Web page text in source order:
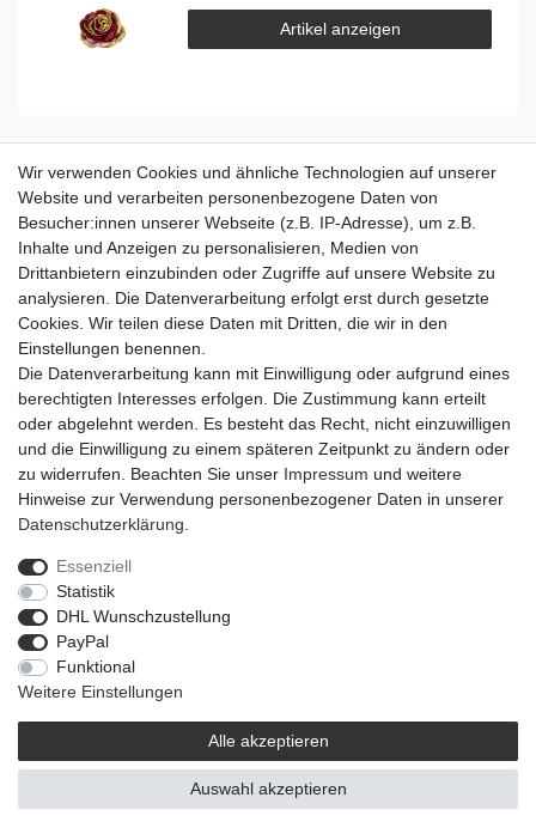
Artikel anzeigen
12er Set Wachsrose - Ochre
Artikel anzeigen
12er Set Wachsrose - Copper
Artikel anzeigen
12er Set Wachsrose - Bord Diamond Red
Wir verwenden Cookies und ähnliche Technologien auf unserer
Website und verarbeiten personenbezogene Daten von
Besucher:innen unserer Webseite (z.B. IP-Adresse), um z.B.
Inhalte und Anzeigen zu personalisieren, Medien von
Drittanbietern einzubinden oder Zugriffe auf unsere Website zu
analysieren. Die Datenverarbeitung erfolgt erst durch gesetzte
Cookies. Wir teilen diese Daten mit Dritten, die wir in den
Einstellungen benennen.
Die Datenverarbeitung kann mit Einwilligung oder aufgrund eines
berechtigten Interesses erfolgen. Die Zustimmung kann erteilt
oder abgelehnt werden. Es besteht das Recht, nicht einzuwilligen
und die Einwilligung zu einem späteren Zeitpunkt zu ändern oder
zu widerrufen. Beachten Sie unser Impressum und weitere
Hinweise zur Verwendung personenbezogener Daten in unserer
Daten­schutz­erklärung
Essenziell
Statistik
DHL Wunschzustellung
PayPal
Funktional
Weitere Einstellungen
Alle akzeptieren
Auswahl akzeptieren